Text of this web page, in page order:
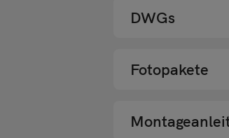
DWGs
Fotopakete